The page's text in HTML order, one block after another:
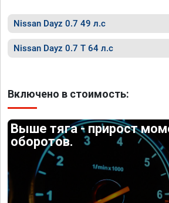
Nissan Dayz 0.7 49 л.с
Nissan Dayz 0.7 T 64 л.с
Включено в стоимость:
Выше тяга - прирост
оборотов.